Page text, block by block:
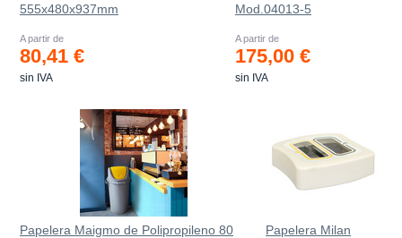
555х480х937mm
A partir de
80,41 €
sin IVA
Mod.04013-5
A partir de
175,00 €
sin IVA
Papelera Maigmo de Polipropileno 80
Papelera Milan